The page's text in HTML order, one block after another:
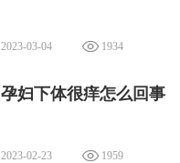
2023-03-04 1934
孕妇下体很痒怎么回事
2023-02-23 1959